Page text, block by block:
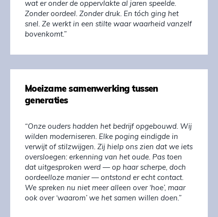
wat er onder de oppervlakte al jaren speelde.
Zonder oordeel. Zonder druk. En tóch ging het
snel. Ze werkt in een stilte waar waarheid vanzelf
bovenkomt.”
Moeizame samenwerking tussen
generaties
“Onze ouders hadden het bedrijf opgebouwd. Wij
wilden moderniseren. Elke poging eindigde in
verwijt of stilzwijgen. Zij hielp ons zien dat we iets
oversloegen: erkenning van het oude. Pas toen
dat uitgesproken werd — op haar scherpe, doch
oordeelloze manier — ontstond er echt contact.
We spreken nu niet meer alleen over ‘hoe’, maar
ook over ‘waarom’ we het samen willen doen.”